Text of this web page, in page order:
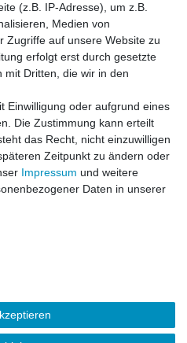
Cargo Hose Red Camo
Artikel anzeigen
Cargo Hose Schwarz
(z.B. IP-Adresse), um z.B.
Medien von
Zugriffe auf unsere Website zu
erfolgt erst durch gesetzte
mit Dritten, die wir in den
Einwilligung oder aufgrund eines
Die Zustimmung kann erteilt
das Recht, nicht einzuwilligen
Zeitpunkt zu ändern oder
Impressum und weitere
Daten in unserer